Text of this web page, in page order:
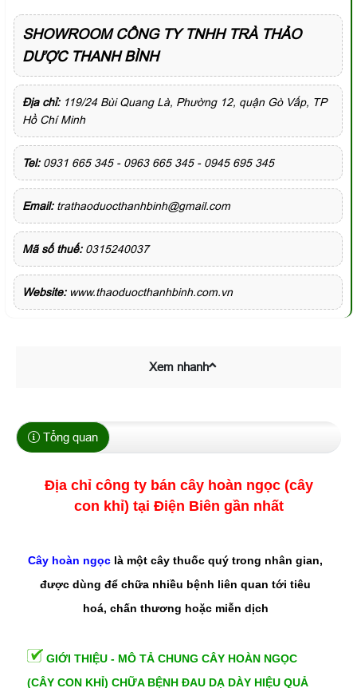
SHOWROOM CÔNG TY TNHH TRÀ THẢO
DƯỢC THANH BÌNH
Địa chỉ: 119/24 Bùi Quang Là, Phường 12, quận Gò Vấp, TP
Hồ Chí Minh
Tel:0931 665 345 - 0963 665 345 - 0945 695 345
Email:trathaoduocthanhbinh@gmail.com
Mã số thuế: 0315240037
Website:www.thaoduocthanhbinh.com.vn
Xem nhanh
Tổng quan
Địa chỉ công ty bán cây hoàn ngọc (cây
con khỉ) tại Điện Biên gần nhất
Cây hoàn ngọc là một cây thuốc quý trong nhân gian,
được dùng để chữa nhiều bệnh liên quan tới tiêu
hoá, chấn thương hoặc miễn dịch
GIỚI THIỆU - MÔ TẢ CHUNG CÂY HOÀN NGỌC
(CÂY CON KHỈ) CHỮA BỆNH ĐAU DẠ DÀY HIỆU QUẢ